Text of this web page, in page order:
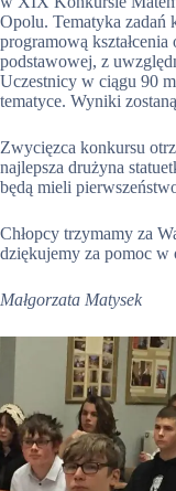
Opolu. Tematyka zadań
programową
podstawowej, z
Uczestnicy w ciągu 90
tematyce. Wyniki
Zwycięzca konkursu
najlepsza drużyna
będą mieli
Chłopcy trzymamy za
dziękujemy za pomoc w
Małgorzata Matysek